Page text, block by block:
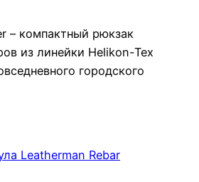
– компактный рюкзак
из линейки Helikon-Tex
городского